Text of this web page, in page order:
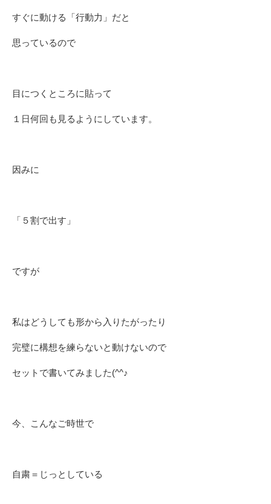
すぐに動ける「行動力」だと
思っているので
目につくところに貼って
１日何回も見るようにしています。
因みに
「５割で出す」
ですが
私はどうしても形から入りたがったり
完璧に構想を練らないと動けないので
セットで書いてみました(^^♪
今、こんなご時世で
自粛＝じっとしている